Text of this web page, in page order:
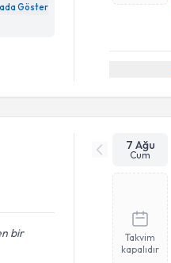
Göster
bir
7 Ağu
Cum
Takvim
kapalıdır